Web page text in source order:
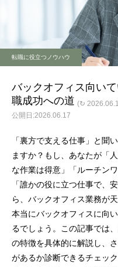
新卒
転職に役立つノウハウ
バックオフィス向い
職成功への道
2026.06.17
(↻
「裏方で支える仕事」と聞
ますか？もし、あなたが「
な作業は得意」「ルーチン
「誰かの役に立つ仕事で、
ら、バックオフィス業務が
本当にバックオフィスに向
るでしょう。この記事では
の特徴を具体的に解説し、
があるか診断できるチェッ